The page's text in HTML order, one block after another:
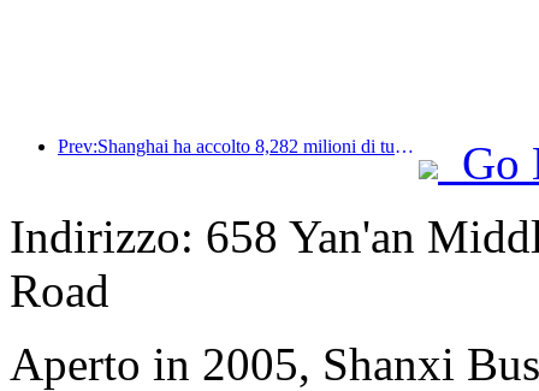
Prev:Shanghai ha accolto 8,282 milioni di turisti nei primi 11 mesi dell'anno, superando le aspettative iniziali.
Go
Indirizzo: 658 Yan'an
Road
Aperto in 2005, Shanxi